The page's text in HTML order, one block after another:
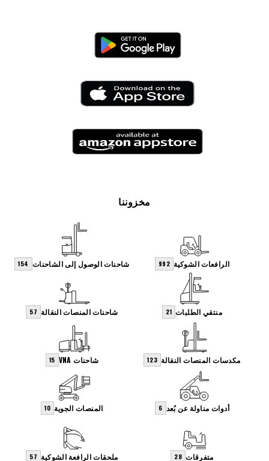
مخزوننا
الرافعات الشوكية 992 شاحنات الوصول إلى الشاحنات 154
منتقي الطلبات 21 شاحنات المنصات النقالة 57
مكدسات المنصات النقالة 123 شاحنات VNA 15
أدوات مناولة عن بُعد 6 المنصات الجوية 10
متفرقات 28 ملحقات الرافعة الشوكية 57